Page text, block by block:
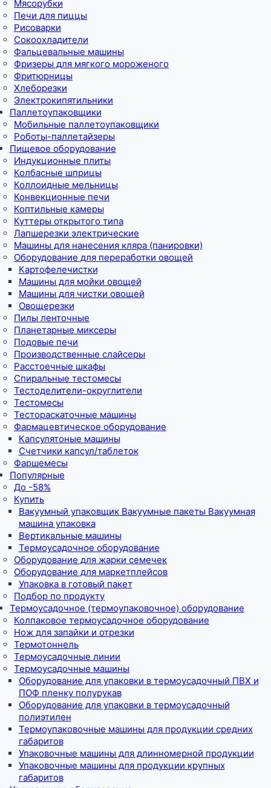
Мясорубки
Печи для пиццы
Рисоварки
Сокоохладители
Фальцевальные машины
Фризеры для мягкого мороженого
Фритюрницы
Хлеборезки
Электрокипятильники
Паллетоупаковщики
Мобильные паллетоупаковщики
Роботы-паллетайзеры
Пищевое оборудование
Индукционные плиты
Колбасные шприцы
Коллоидные мельницы
Конвекционные печи
Коптильные камеры
Куттеры открытого типа
Лапшерезки электрические
Машины для нанесения кляра (панировки)
Оборудование для переработки овощей
Картофелечистки
Машины для мойки овощей
Машины для чистки овощей
Овощерезки
Пилы ленточные
Планетарные миксеры
Подовые печи
Производственные слайсеры
Расстоечные шкафы
Спиральные тестомесы
Тестоделители-округлители
Тестомесы
Тестораскаточные машины
Фармацевтическое оборудование
Капсулятоные машины
Счетчики капсул/таблеток
Фаршемесы
Популярные
До -58%
Купить
Вакуумный упаковщик Вакуумные пакеты Вакуумная
машина упаковка
Вертикальные машины
Термоусадочное оборудование
Оборудование для жарки семечек
Оборудование для маркетплейсов
Упаковка в готовый пакет
Подбор по продукту
Термоусадочное (термоупаковочное) оборудование
Колпаковое термоусадочное оборудование
Нож для запайки и отрезки
Термотоннель
Термоусадочные линии
Термоусадочные машины
Оборудование для упаковки в термоусадочный ПВХ и
ПОФ пленку полурукав
Оборудование для упаковки в термоусадочный
полиэтилен
Термоупаковочные машины для продукции средних
габаритов
Упаковочные машины для длинномерной продукции
Упаковочные машины для продукции крупных
габаритов